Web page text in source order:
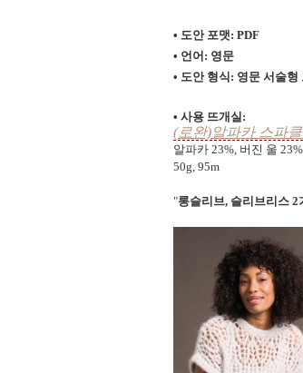
• 도안 포맷: PDF
• 언어: 영문
• 도안 형식: 영문 서술형
• 사용 뜨개실:
(로완)알파카 스파클
알파카 23%, 버진 울
50g, 95m
"롱슬리브, 슬리브리스 2